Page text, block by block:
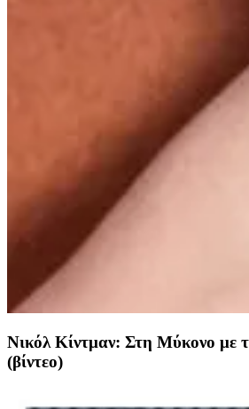
Νικόλ Κίντμαν: Στη Μύκονο με
(βίντεο)